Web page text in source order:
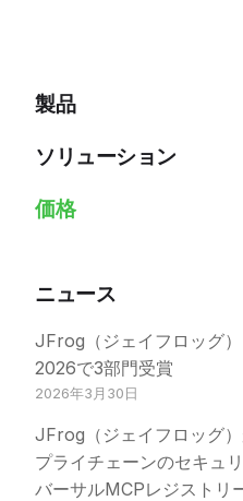
製品
ソリューション
価格
ニュース
JFrog（ジェイフロッグ
2026で3部門受賞
2026年3月30日
JFrog（ジェイフロッグ
プライチェーンのセキュ
バーサルMCPレジストリ